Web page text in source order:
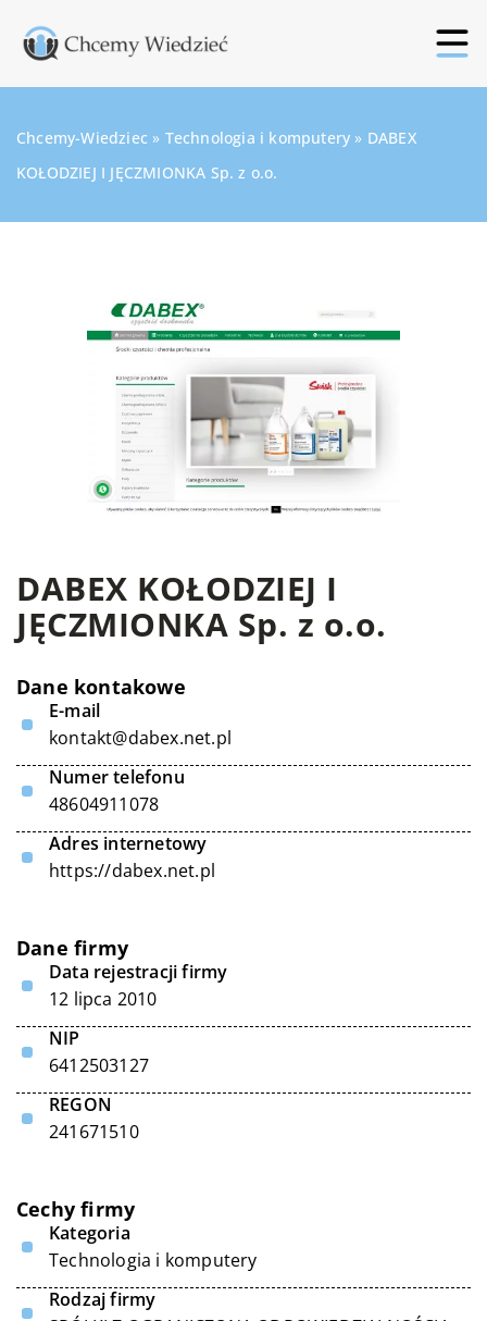
Chcemy-Wiedziec » Technologia i komputery » DABEX
KOŁODZIEJ I JĘCZMIONKA Sp. z o.o.
DABEX KOŁODZIEJ I
JĘCZMIONKA Sp. z o.o.
Dane kontakowe
E-mail
kontakt@dabex.net.pl
Numer telefonu
48604911078
Adres internetowy
https://dabex.net.pl
Dane firmy
Data rejestracji firmy
12 lipca 2010
NIP
6412503127
REGON
241671510
Cechy firmy
Kategoria
Technologia i komputery
Rodzaj firmy